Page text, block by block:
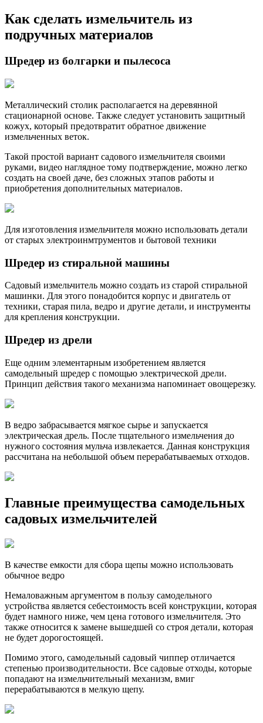
Как сделать измельчитель из
подручных материалов
Шредер из болгарки и пылесоса
Металлический столик располагается на деревянной
стационарной основе. Также следует установить защитный
кожух, который предотвратит обратное движение
измельченных веток.
Такой простой вариант садового измельчителя своими
руками, видео наглядное тому подтверждение, можно легко
создать на своей даче, без сложных этапов работы и
приобретения дополнительных материалов.
Для изготовления измельчителя можно использовать детали
от старых электроинмтрументов и бытовой техники
Шредер из стиральной машины
Садовый измельчитель можно создать из старой стиральной
машинки. Для этого понадобится корпус и двигатель от
техники, старая пила, ведро и другие детали, и инструменты
для крепления конструкции.
Шредер из дрели
Еще одним элементарным изобретением является
самодельный шредер с помощью электрической дрели.
Принцип действия такого механизма напоминает овощерезку.
В ведро забрасывается мягкое сырье и запускается
электрическая дрель. После тщательного измельчения до
нужного состояния мульча извлекается. Данная конструкция
рассчитана на небольшой объем перерабатываемых отходов.
Главные преимущества самодельных
садовых измельчителей
В качестве емкости для сбора щепы можно использовать
обычное ведро
Немаловажным аргументом в пользу самодельного
устройства является себестоимость всей конструкции, которая
будет намного ниже, чем цена готового измельчителя. Это
также относится к замене вышедшей со строя детали, которая
не будет дорогостоящей.
Помимо этого, самодельный садовый чиппер отличается
степенью производительности. Все садовые отходы, которые
попадают на измельчительный механизм, вмиг
перерабатываются в мелкую щепу.